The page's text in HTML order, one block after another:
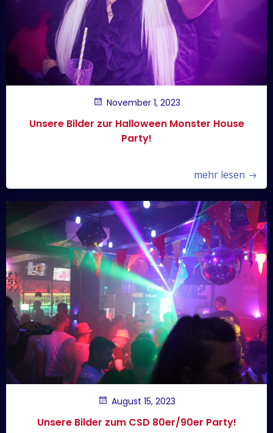
November 1, 2023
Unsere Bilder zur Halloween Monster House
Party!
mehr lesen
August 15, 2023
Unsere Bilder zum CSD 80er/90er Party!